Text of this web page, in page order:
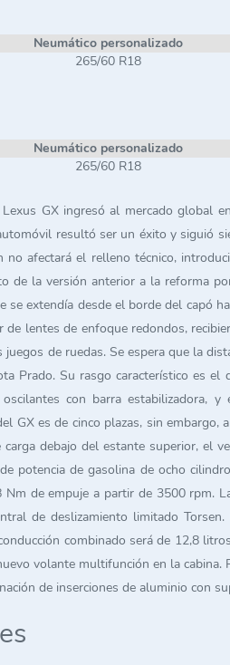
Neumático personalizado
265/60 R18
Neumático personalizado
265/60 R18
Lexus GX ingresó al mercado
resultó ser un éxito y siguió
no afectará el relleno técnico,
de la versión anterior a la reforma
se extendía desde el borde del capó
de lentes de enfoque redondos,
de ruedas. Se espera que la
Prado. Su rasgo característico es
con barra estabilizadora,
GX es de cinco plazas, sin
carga debajo del estante superior, el
potencia de gasolina de ocho
de empuje a partir de 3500 rpm.
de deslizamiento limitado
combinado será de 12,8
volante multifunción en la
de inserciones de aluminio con